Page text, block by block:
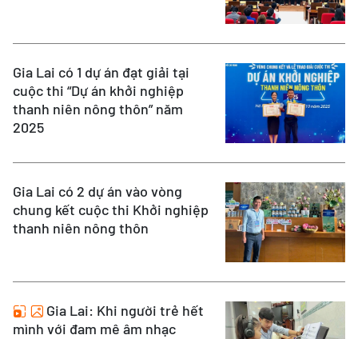
Gia Lai có 1 dự án đạt giải tại
cuộc thi “Dự án khởi nghiệp
thanh niên nông thôn” năm
2025
Gia Lai có 2 dự án vào vòng
chung kết cuộc thi Khởi nghiệp
thanh niên nông thôn
Gia Lai: Khi người trẻ hết
mình với đam mê âm nhạc